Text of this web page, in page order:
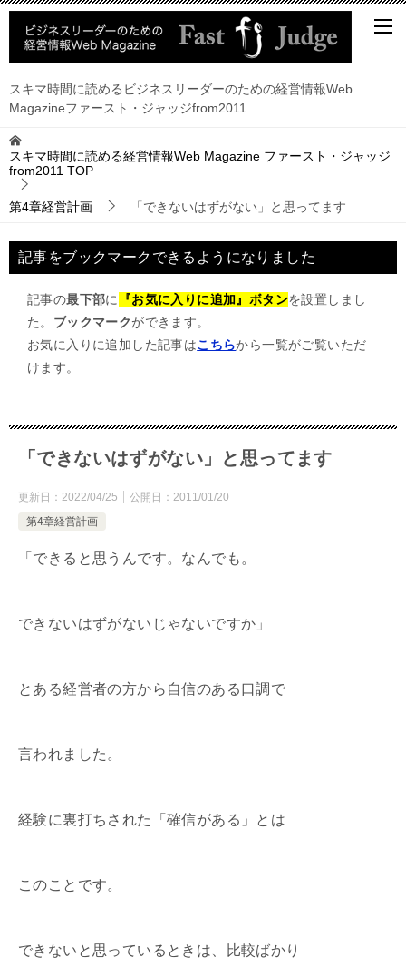
スキマ時間に読めるビジネスリーダーのための経営情報Web
Magazineファースト・ジャッジfrom2011
スキマ時間に読める経営情報Web Magazine ファースト・ジャッジ
from2011 TOP
第4章経営計画 「できないはずがない」と思ってます
記事をブックマークできるようになりました
記事の最下部に 『お気に入りに追加』ボタンを設置しまし
た。 ブックマークができます。
お気に入りに追加した記事はこちらから一覧がご覧いただ
けます。
「できないはずがない」と思ってます
更新日： 2022/04/25 公開日： 2011/01/20
第4章経営計画
「できると思うんです。なんでも。
できないはずがないじゃないですか」
とある経営者の方から自信のある口調で
言われました。
経験に裏打ちされた「確信がある」とは
このことです。
できないと思っているときは、比較ばかり